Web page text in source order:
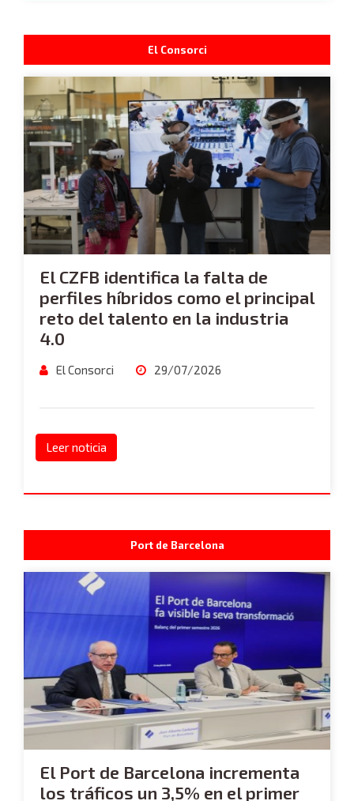
El Consorci
El CZFB identifica la falta de
perfiles híbridos como el principal
reto del talento en la industria
4.0
El Consorci 29/07/2026
Leer noticia
Port de Barcelona
El Port de Barcelona incrementa
los tráficos un 3,5% en el primer